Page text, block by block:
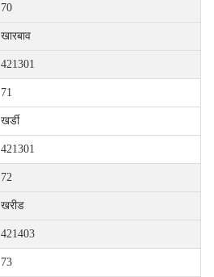
70
खारबाव
421301
71
खर्डी
421301
72
खरीड
421403
73